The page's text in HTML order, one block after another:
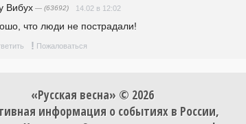
Вибух — (63692) 14.02 в 12:02
что люди не пострадали!
! Пожаловаться
«Русская весна» © 2026
информация о событиях в России,